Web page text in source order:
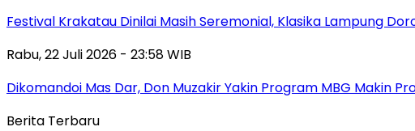
Festival Krakatau Dinilai Masih Seremonial, Klasika Lampung
Rabu, 22 Juli 2026 - 23:58 WIB
Dikomandoi Mas Dar, Don Muzakir Yakin Program MBG Makin
Berita Terbaru